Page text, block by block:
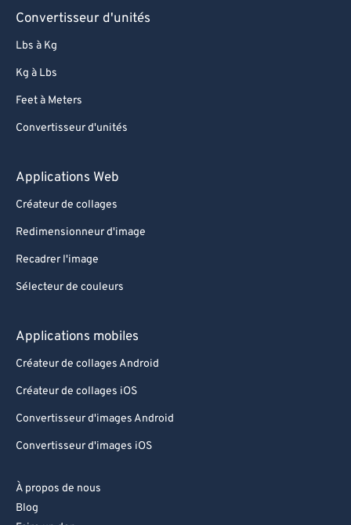
Convertisseur d'unités
Lbs à Kg
Kg à Lbs
Feet à Meters
Convertisseur d'unités
Applications Web
Créateur de collages
Redimensionneur d'image
Recadrer l'image
Sélecteur de couleurs
Applications mobiles
Créateur de collages Android
Créateur de collages iOS
Convertisseur d'images Android
Convertisseur d'images iOS
À propos de nous
Blog